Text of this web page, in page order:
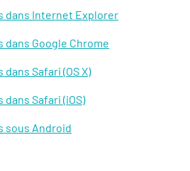
dans Internet Explorer
dans Google Chrome
Safari (OS X)
Safari (iOS)
sous Android